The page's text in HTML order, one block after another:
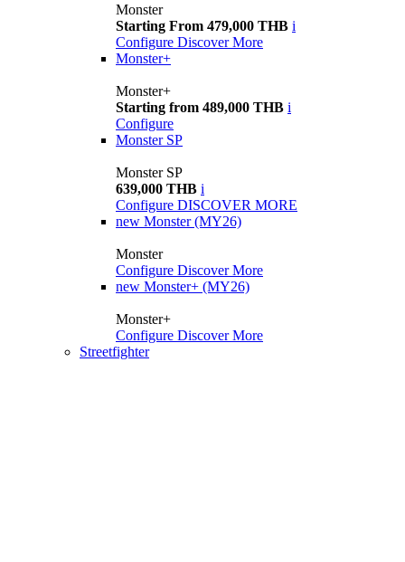
Monster
Starting From 479,000 THB i
Configure Discover More
Monster+
Monster+
Starting from 489,000 THB i
Configure
Monster SP
Monster SP
639,000 THB i
Configure DISCOVER MORE
new Monster (MY26)
Monster
Configure Discover More
new Monster+ (MY26)
Monster+
Configure Discover More
Streetfighter